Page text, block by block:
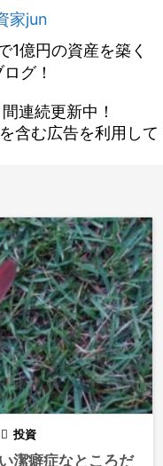
家jun
1億円の資産を築く
グ！
連続更新中！
含む広告を利用して
 投資
潔癖症なところだ